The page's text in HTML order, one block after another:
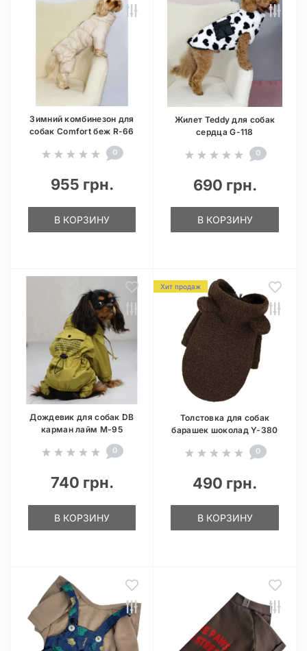
Зимний комбинезон для
собак Comfort беж R-66
0
955 грн.
В КОРЗИНУ
Жилет Teddy для собак
сердца G-118
0
690 грн.
В КОРЗИНУ
Дождевик для собак DB
карман лайм M-95
0
740 грн.
В КОРЗИНУ
Хит продаж
Толстовка для собак
барашек шоколад Y-380
0
490 грн.
В КОРЗИНУ